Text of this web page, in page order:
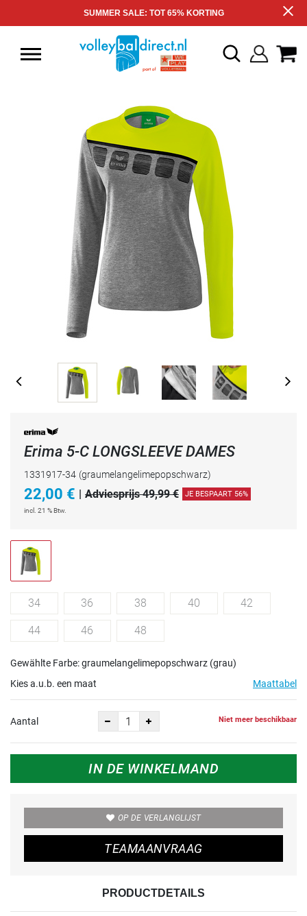
SUMMER SALE: TOT 65% KORTING
Erima 5-C LONGSLEEVE DAMES
1331917-34 (graumelangelimepopschwarz)
22,00 € | Adviesprijs 49,99 € JE BESPAART 56%
incl. 21 % Btw.
34 36 38 40 42
44 46 48
Gewählte Farbe: graumelangelimepopschwarz (grau)
Kies a.u.b. een maat
Maattabel
Aantal Niet meer beschikbaar
IN DE WINKELMAND
OP DE VERLANGLIJST
TEAMAANVRAAG
PRODUCTDETAILS